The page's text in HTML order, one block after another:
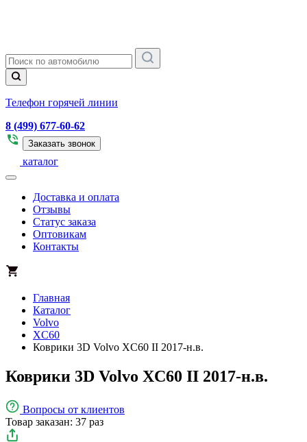
Телефон горячей линии
8 (499) 677-60-62
Заказать звонок
каталог
Доставка и оплата
Отзывы
Статус заказа
Оптовикам
Контакты
Главная
Каталог
Volvo
XC60
Коврики 3D Volvo XC60 II 2017-н.в.
Коврики 3D Volvo XC60 II 2017-н.в.
Вопросы от клиентов
Товар заказан: 37 раз